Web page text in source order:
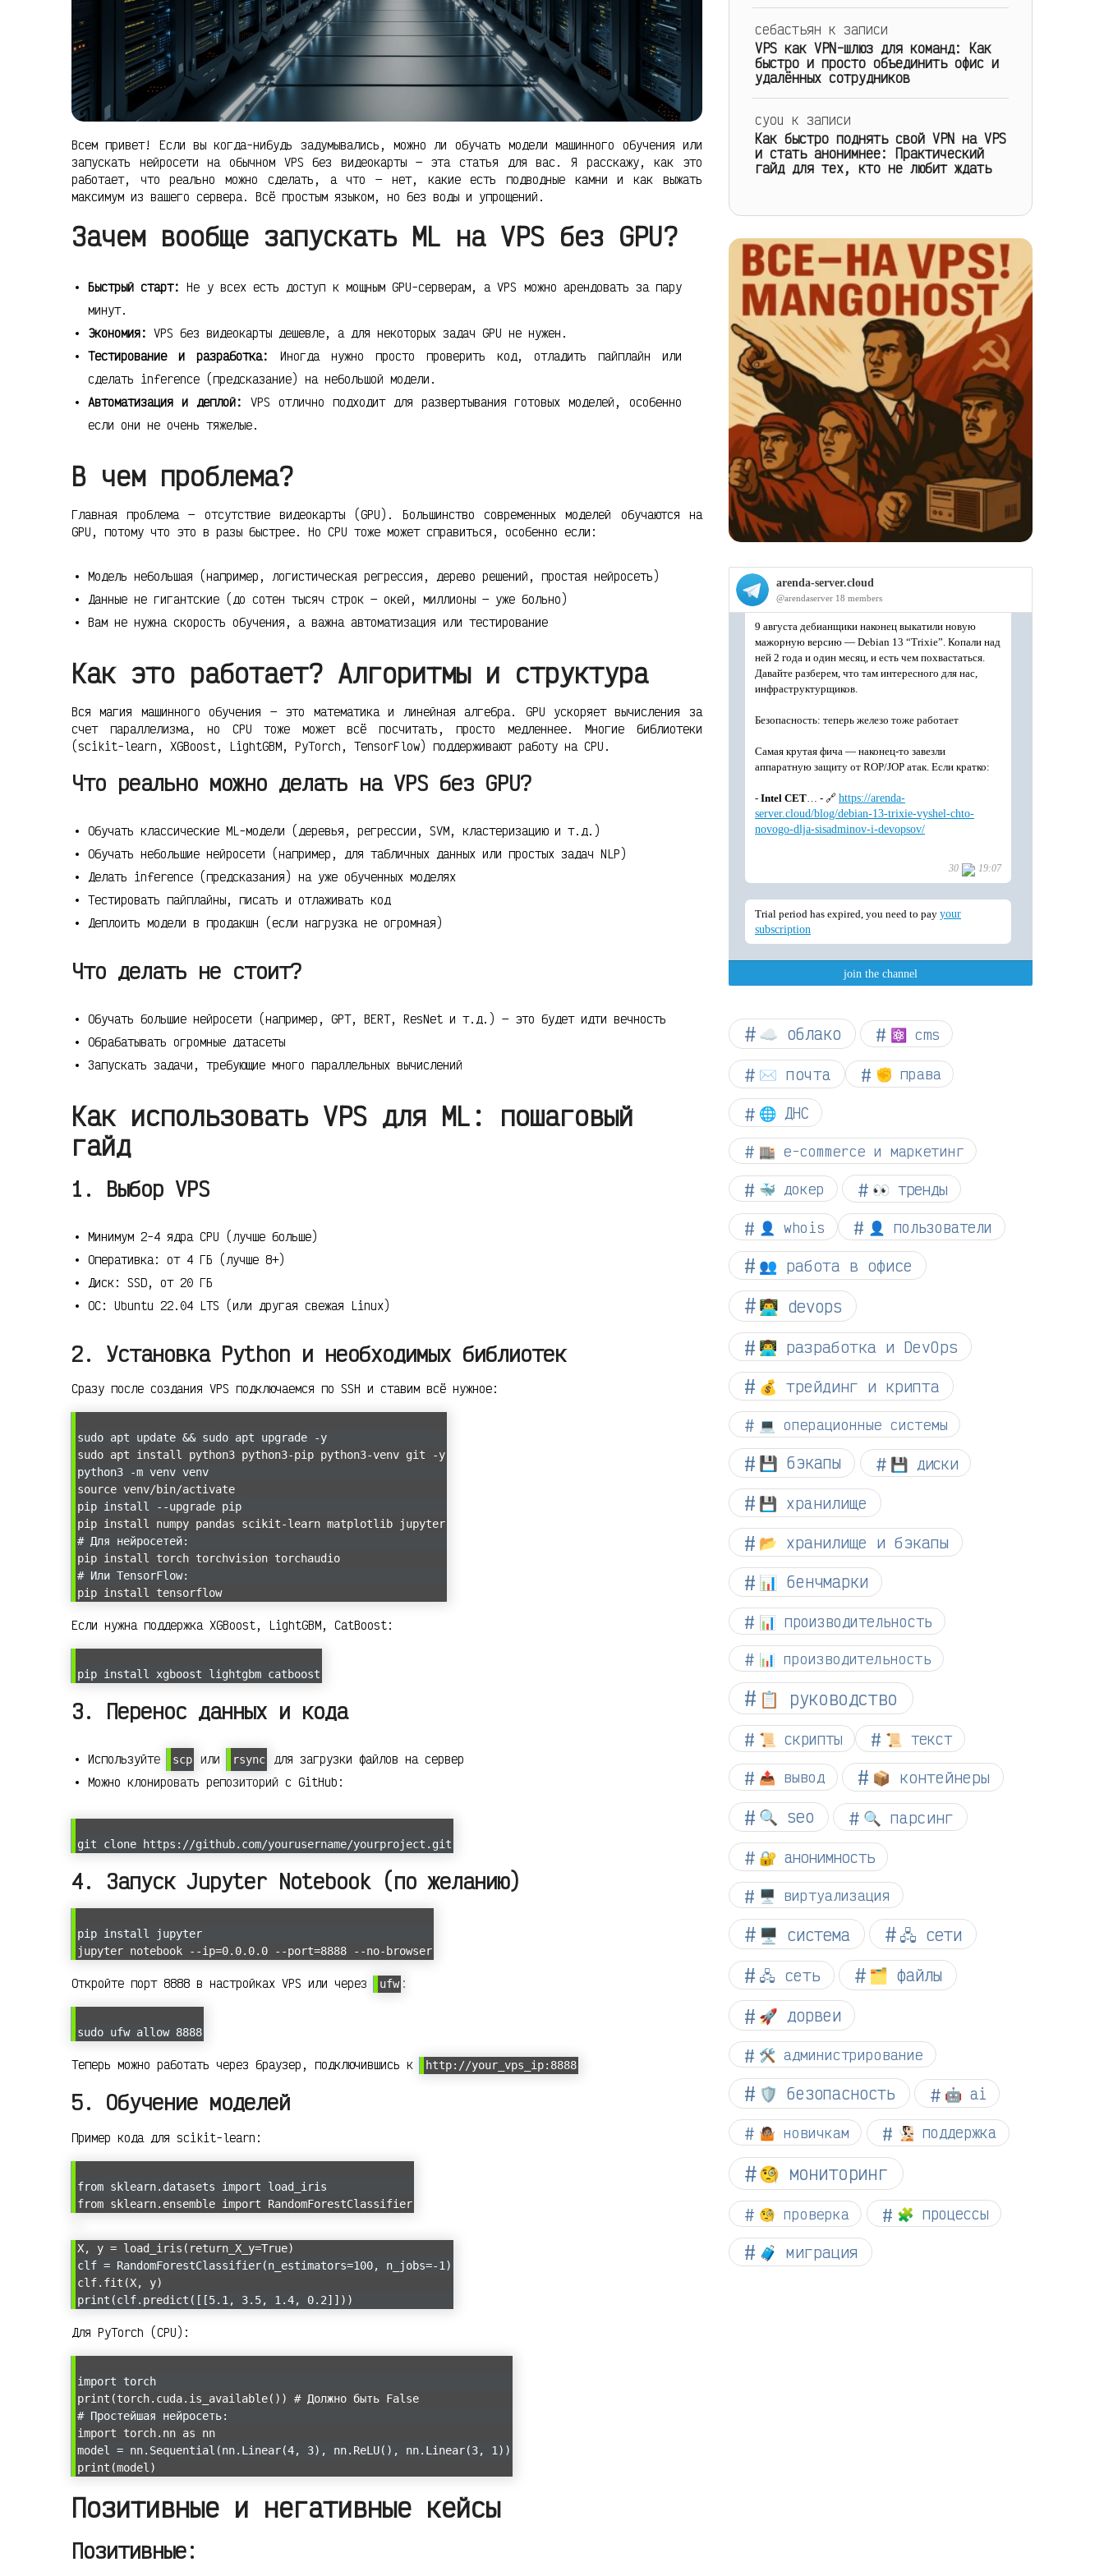
Всем привет! Если вы когда-нибудь задумывались, можно ли обучать модели машинного обучения или
запускать нейросети на обычном VPS без видеокарты — эта статья для вас. Я расскажу, как это
работает, что реально можно сделать, а что — нет, какие есть подводные камни и как выжать
максимум из вашего сервера. Всё простым языком, но без воды и упрощений.
Зачем вообще запускать ML на VPS без GPU?
Быстрый старт: Не у всех есть доступ к мощным GPU-серверам, а VPS можно арендовать за пару
минут.
Экономия: VPS без видеокарты дешевле, а для некоторых задач GPU не нужен.
Тестирование и разработка: Иногда нужно просто проверить код, отладить пайплайн или
сделать inference (предсказание) на небольшой модели.
Автоматизация и деплой: VPS отлично подходит для развертывания готовых моделей, особенно
если они не очень тяжелые.
В чем проблема?
Главная проблема — отсутствие видеокарты (GPU). Большинство современных моделей обучаются на
GPU, потому что это в разы быстрее. Но CPU тоже может справиться, особенно если:
Модель небольшая (например, логистическая регрессия, дерево решений, простая нейросеть)
Данные не гигантские (до сотен тысяч строк — окей, миллионы — уже больно)
Вам не нужна скорость обучения, а важна автоматизация или тестирование
Как это работает? Алгоритмы и структура
Вся магия машинного обучения — это математика и линейная алгебра. GPU ускоряет вычисления за
счет параллелизма, но CPU тоже может всё посчитать, просто медленнее. Многие библиотеки
(scikit-learn, XGBoost, LightGBM, PyTorch, TensorFlow) поддерживают работу на CPU.
Что реально можно делать на VPS без GPU?
Обучать классические ML-модели (деревья, регрессии, SVM, кластеризацию и т.д.)
Обучать небольшие нейросети (например, для табличных данных или простых задач NLP)
Делать inference (предсказания) на уже обученных моделях
Тестировать пайплайны, писать и отлаживать код
Деплоить модели в продакшн (если нагрузка не огромная)
Что делать не стоит?
Обучать большие нейросети (например, GPT, BERT, ResNet и т.д.) — это будет идти вечность
Обрабатывать огромные датасеты
Запускать задачи, требующие много параллельных вычислений
Как использовать VPS для ML: пошаговый
гайд
1. Выбор VPS
Минимум 2-4 ядра CPU (лучше больше)
Оперативка: от 4 ГБ (лучше 8+)
Диск: SSD, от 20 ГБ
ОС: Ubuntu 22.04 LTS (или другая свежая Linux)
2. Установка Python и необходимых библиотек
Сразу после создания VPS подключаемся по SSH и ставим всё нужное:
sudo apt update && sudo apt upgrade -y
sudo apt install python3 python3-pip python3-venv git -y
python3 -m venv venv
source venv/bin/activate
pip install --upgrade pip
pip install numpy pandas scikit-learn matplotlib jupyter
# Для нейросетей:
pip install torch torchvision torchaudio
# Или TensorFlow:
pip install tensorflow
Если нужна поддержка XGBoost, LightGBM, CatBoost:
pip install xgboost lightgbm catboost
3. Перенос данных и кода
Используйте scp или rsync
для загрузки файлов на сервер
Можно клонировать репозиторий с GitHub:
git clone https://github.com/yourusername/yourproject.git
4. Запуск Jupyter Notebook (по желанию)
pip install jupyter
jupyter notebook --ip=0.0.0.0 --port=8888 --no-browser
Откройте порт 8888 в настройках VPS или через ufw :
sudo ufw allow 8888
Теперь можно работать через браузер, подключившись к http://your_vps_ip:8888
5. Обучение моделей
Пример кода для scikit-learn:
from sklearn.datasets import load_iris
from sklearn.ensemble import RandomForestClassifier
X, y = load_iris(return_X_y=True)
clf = RandomForestClassifier(n_estimators=100, n_jobs=-1)
clf.fit(X, y)
print(clf.predict([[5.1, 3.5, 1.4, 0.2]]))
Для PyTorch (CPU):
import torch
print(torch.cuda.is_available()) # Должно быть False
# Простейшая нейросеть:
import torch.nn as nn
model = nn.Sequential(nn.Linear(4, 3), nn.ReLU(), nn.Linear(3, 1))
print(model)
Позитивные и негативные кейсы
Позитивные:
себастьян к записи
VPS как VPN-шлюз для команд: Как
быстро и просто объединить офис и
удалённых сотрудников
cyou к записи
Как быстро поднять свой VPN на VPS
и стать анонимнее: Практический
гайд для тех, кто не любит ждать
☁︎ облако ⚛ cms
✉️ почта ✊ права
🌐 ДНС
🏬 e-commerce и маркетинг
🐳 докер 👀 тренды
👤 whois 👤 пользователи
👥 работа в офисе
👨‍💻 devops
👨‍💻 разработка и DevOps
💰 трейдинг и крипта
💻 операционные системы
💾 бэкапы 💾 диски
💾 хранилище
📂 хранилище и бэкапы
📊 бенчмарки
📊 производительность
📊 производительность
📋 руководство
📜 скрипты 📜 текст
📤 вывод 📦 контейнеры
🔍 seo 🔍 парсинг
🔐 анонимность
🖥️ виртуализация
🖥️ система 🖧 сети
🖧 сеть 🗂️ файлы
🚀 дорвеи
🛠️ администрирование
🛡️ безопасность 🤖 ai
🤷🏽 новичкам 🧏🏻 поддержка
🧐 мониторинг
🧐 проверка 🧩 процессы
🧳 миграция